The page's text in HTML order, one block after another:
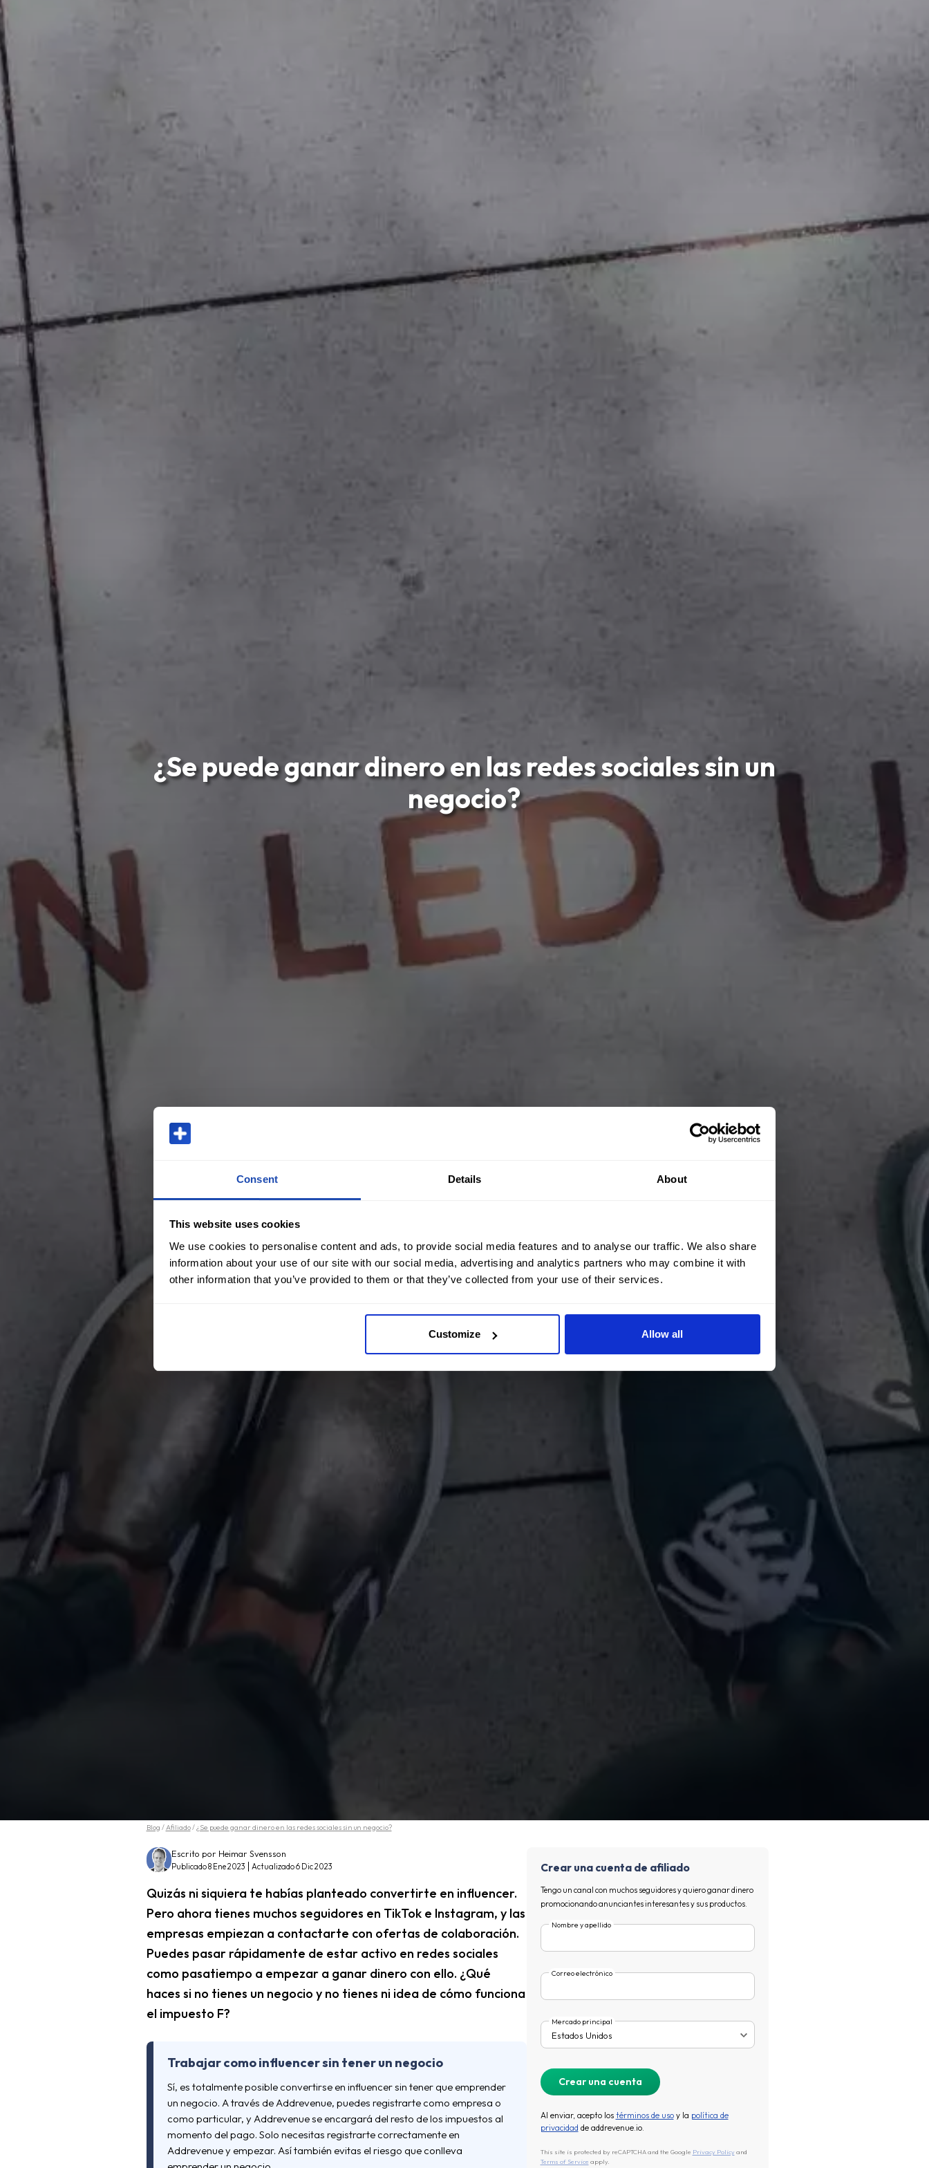
Consent Details About
This website uses cookies
We use cookies to personalise content and ads, to provide social media features and to analyse our traffic. We also share
information about your use of our site with our social media, advertising and analytics partners who may combine it with
other information that you’ve provided to them or that they’ve collected from your use of their services.
Customize Allow all
¿Se puede ganar dinero en las redes sociales sin un
negocio?
Blog /Afiliado/¿Se puede ganar dinero en las redes sociales sin un negocio?
Escrito por Heimar Svensson
Publicado 8 Ene 2023 Actualizado 6 Dic 2023
Quizás ni siquiera te habías planteado convertirte en influencer.
Pero ahora tienes muchos seguidores en TikTok e Instagram, y las
empresas empiezan a contactarte con ofertas de colaboración.
Puedes pasar rápidamente de estar activo en redes sociales
como pasatiempo a empezar a ganar dinero con ello. ¿Qué
haces si no tienes un negocio y no tienes ni idea de cómo funciona
el impuesto F?
Trabajar como influencer sin tener un negocio
Sí, es totalmente posible convertirse en influencer sin tener que emprender
un negocio. A través de Addrevenue, puedes registrarte como empresa o
como particular, y Addrevenue se encargará del resto de los impuestos al
momento del pago. Solo necesitas registrarte correctamente en
Addrevenue y empezar. Así también evitas el riesgo que conlleva
Crear una cuenta de afiliado
Tengo un canal con muchos seguidores y quiero ganar dinero
promocionando anunciantes interesantes y sus productos.
Nombre y apellido
Correo electrónico
Mercado principal
Al enviar, acepto los términos de usoy la política de
privacidad de addrevenue.io.
This site is protected by reCAPTCHA and the Google Privacy Policy and
Terms of Service apply.